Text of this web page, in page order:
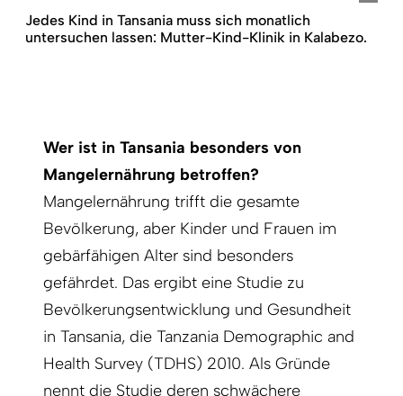
Jedes Kind in Tansania muss sich monatlich
untersuchen lassen: Mutter-Kind-Klinik in Kalabezo.
Wer ist in Tansania besonders von
Mangel­ernährung betroffen?
Mangelernährung trifft die gesamte
Bevölkerung, aber Kinder und Frauen im
gebärfähigen Alter sind besonders
gefährdet. Das ergibt eine Studie zu
Bevölkerungsentwicklung und Gesundheit
in Tansania, die Tanzania Demographic and
Health Survey (TDHS) 2010. Als Gründe
nennt die Studie deren schwächere